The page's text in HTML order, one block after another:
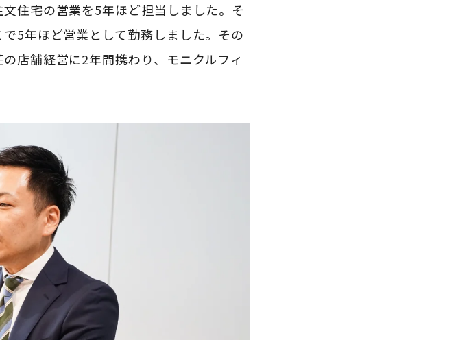
住宅の営業を5年ほど担当しました。そ
5年ほど営業として勤務しました。その
店舗経営に2年間携わり、モニクルフィ